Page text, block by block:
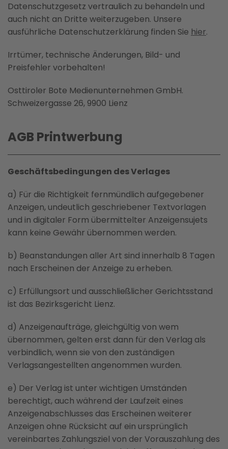
Datenschutzgesetz vertraulich zu behandeln und
auch nicht an Dritte weiterzugeben. Unsere
ausführliche Datenschutzerklärung finden Sie hier.
Irrtümer, technische Änderungen, Bild- und
Preisfehler vorbehalten!
Osttiroler Bote Medienunternehmen GmbH.
Schweizergasse 26, 9900 Lienz
AGB Printwerbung
Geschäftsbedingungen des Verlages
a) Für die Richtigkeit fernmündlich aufgegebener
Anzeigen, undeutlich geschriebener Textvorlagen
und in digitaler Form übermittelter Anzeigensujets
kann keine Gewähr übernommen werden.
b) Beanstandungen aller Art sind innerhalb 8 Tagen
nach Erscheinen der Anzeige zu erheben.
c) Erfüllungsort und ausschließlicher Gerichtsstand
ist das Bezirksgericht Lienz.
d) Anzeigenaufträge, gleichgültig von wem
übernommen, gelten erst dann für den Verlag als
verbindlich, wenn sie von den zuständigen
Verlagsangestellten angenommen wurden.
e) Der Verlag ist unter wichtigen Umständen
berechtigt, auch während der Laufzeit eines
Anzeigenabschlusses das Erscheinen weiterer
Anzeigen ohne Rücksicht auf ein ursprünglich
vereinbartes Zahlungsziel von der Vorauszahlung des